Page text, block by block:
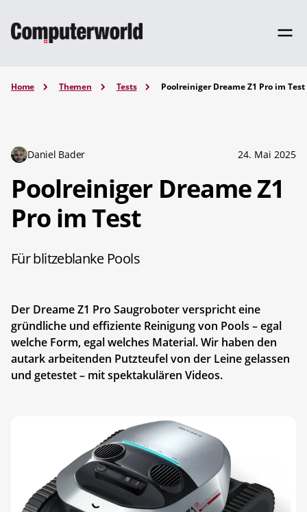
Home Themen Tests Poolreiniger Dreame Z1 Pro im Test
Daniel Bader 24. Mai 2025
Poolreiniger Dreame Z1
Pro im Test
Für blitzeblanke Pools
Der Dreame Z1 Pro Saugroboter verspricht eine
gründliche und effiziente Reinigung von Pools – egal
welche Form, egal welches Material. Wir haben den
autark arbeitenden Putzteufel von der Leine gelassen
und getestet – mit spektakulären Videos.